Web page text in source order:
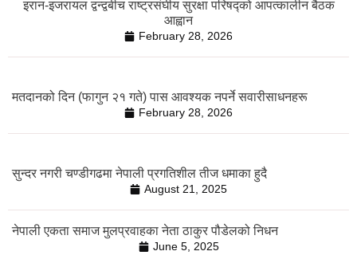
इरान-इजरायल द्वन्द्वबीच राष्ट्रसंघीय सुरक्षा परिषद्को आपत्कालीन बैठक
आह्वान
February 28, 2026
मतदानको दिन (फागुन २१ गते) पास आवश्यक नपर्ने सवारीसाधनहरू
February 28, 2026
सुन्दर नगरी चण्डीगढमा नेपाली प्रगतिशील तीज धमाका हुदै
August 21, 2025
नेपाली एकता समाज मुलप्रवाहका नेता ठाकुर पौडेलको निधन
June 5, 2025